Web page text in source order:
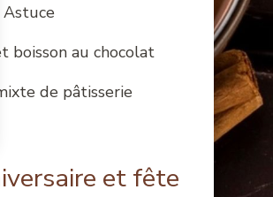
Astuce
boisson au chocolat
de pâtisserie
et fête